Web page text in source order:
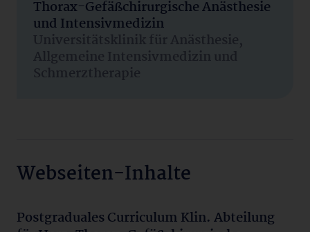
Thorax-Gefäßchirurgische Anästhesie
und Intensivmedizin
Universitätsklinik für Anästhesie,
Allgemeine Intensivmedizin und
Schmerztherapie
Webseiten-Inhalte
Postgraduales Curriculum Klin. Abteilung